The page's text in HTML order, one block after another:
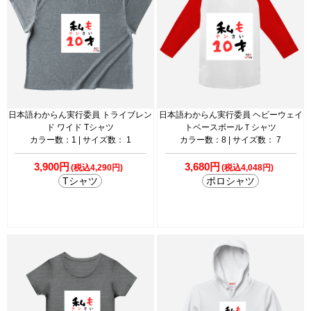
日本語わからん実行委員 トライブレン
ド ワイド Tシャツ
カラー数：1 | サイズ数： 1
3,900円 (税込4,290円)
Tシャツ
日本語わからん実行委員 ヘビーウェイ
トベースボールＴシャツ
カラー数：8 | サイズ数： 7
3,680円 (税込4,048円)
ポロシャツ